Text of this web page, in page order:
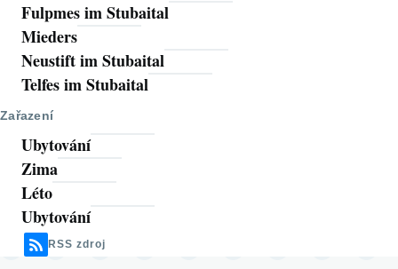
Fulpmes im Stubaital
Mieders
Neustift im Stubaital
Telfes im Stubaital
Zařazení
Ubytování
Zima
Léto
Ubytování
RSS zdroj